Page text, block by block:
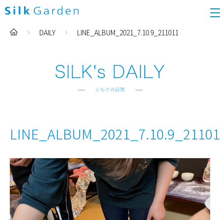
DAILY LINE_ALBUM_2021_7.10.9_211011